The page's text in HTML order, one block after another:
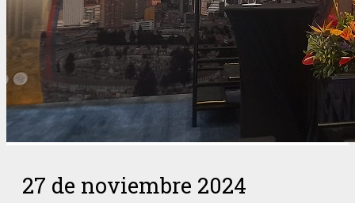
27 de noviembre 2024